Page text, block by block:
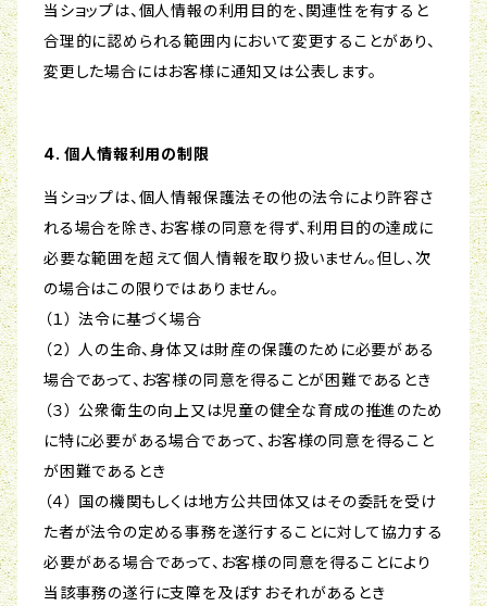
当ショップは、個人情報の利用目的を、関連性を有すると
合理的に認められる範囲内において変更することがあり、
変更した場合にはお客様に通知又は公表します。
4. 個人情報利用の制限
当ショップは、個人情報保護法その他の法令により許容さ
れる場合を除き、お客様の同意を得ず、利用目的の達成に
必要な範囲を超えて個人情報を取り扱いません。但し、次
の場合はこの限りではありません。
（１） 法令に基づく場合
（２） 人の生命、身体又は財産の保護のために必要がある
場合であって、お客様の同意を得ることが困難であるとき
（３） 公衆衛生の向上又は児童の健全な育成の推進のため
に特に必要がある場合であって、お客様の同意を得ること
が困難であるとき
（４） 国の機関もしくは地方公共団体又はその委託を受け
た者が法令の定める事務を遂行することに対して協力する
必要がある場合であって、お客様の同意を得ることにより
当該事務の遂行に支障を及ぼすおそれがあるとき